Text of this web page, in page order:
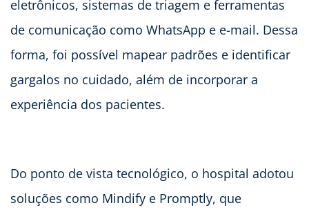
eletrônicos, sistemas de triagem e ferramentas
de comunicação como WhatsApp e e-mail. Dessa
forma, foi possível mapear padrões e identificar
gargalos no cuidado, além de incorporar a
experiência dos pacientes.
Do ponto de vista tecnológico, o hospital adotou
soluções como Mindify e Promptly, que